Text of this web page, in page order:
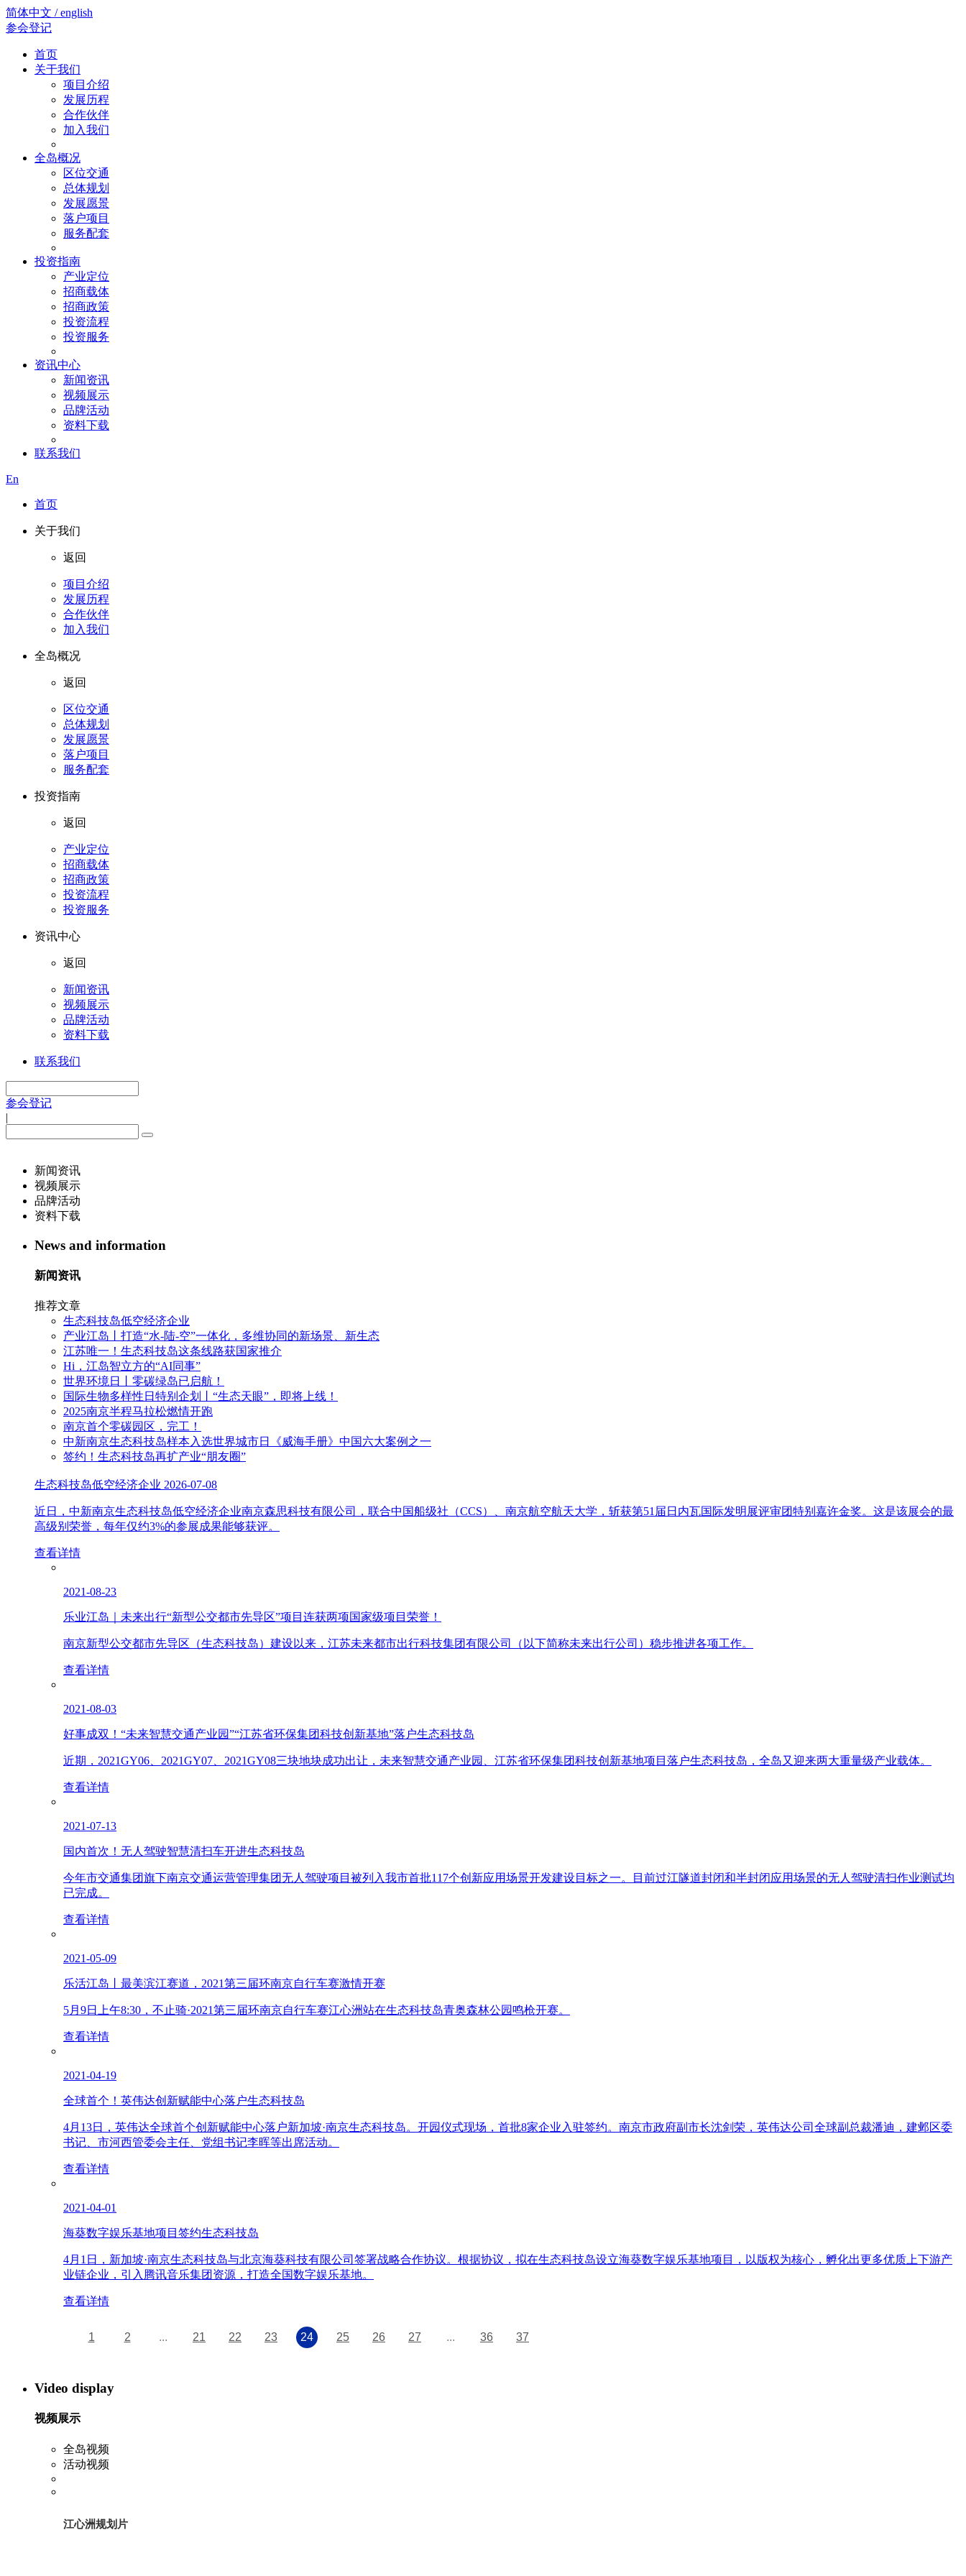
简体中文 / english
参会登记
首页
关于我们
项目介绍
发展历程
合作伙伴
加入我们
全岛概况
区位交通
总体规划
发展愿景
落户项目
服务配套
投资指南
产业定位
招商载体
招商政策
投资流程
投资服务
资讯中心
新闻资讯
视频展示
品牌活动
资料下载
联系我们
En
首页
关于我们
返回
项目介绍
发展历程
合作伙伴
加入我们
全岛概况
返回
区位交通
总体规划
发展愿景
落户项目
服务配套
投资指南
返回
产业定位
招商载体
招商政策
投资流程
投资服务
资讯中心
返回
新闻资讯
视频展示
品牌活动
资料下载
联系我们
参会登记
|
新闻资讯
视频展示
品牌活动
资料下载
News and information
新闻资讯
推荐文章
生态科技岛低空经济企业
产业江岛丨打造“水-陆-空”一体化，多维协同的新场景、新生态
江苏唯一！生态科技岛这条线路获国家推介
Hi，江岛智立方的“AI同事”
世界环境日丨零碳绿岛已启航！
国际生物多样性日特别企划丨“生态天眼”，即将上线！
2025南京半程马拉松燃情开跑
南京首个零碳园区，完工！
中新南京生态科技岛样本入选世界城市日《威海手册》中国六大案例之一
签约！生态科技岛再扩产业“朋友圈”
生态科技岛低空经济企业 2026-07-08
近日，中新南京生态科技岛低空经济企业南京森思科技有限公司，联合中国船级社（CCS）、南京航空航天大学，斩获第51届日内瓦国际发明展评审团特别嘉许金奖。这是该展会的最
高级别荣誉，每年仅约3%的参展成果能够获评。
查看详情
2021-08-23
乐业江岛｜未来出行“新型公交都市先导区”项目连获两项国家级项目荣誉！
南京新型公交都市先导区（生态科技岛）建设以来，江苏未来都市出行科技集团有限公司（以下简称未来出行公司）稳步推进各项工作。
查看详情
2021-08-03
好事成双！“未来智慧交通产业园”“江苏省环保集团科技创新基地”落户生态科技岛
近期，2021GY06、2021GY07、2021GY08三块地块成功出让，未来智慧交通产业园、江苏省环保集团科技创新基地项目落户生态科技岛，全岛又迎来两大重量级产业载体。
查看详情
2021-07-13
国内首次！无人驾驶智慧清扫车开进生态科技岛
今年市交通集团旗下南京交通运营管理集团无人驾驶项目被列入我市首批117个创新应用场景开发建设目标之一。目前过江隧道封闭和半封闭应用场景的无人驾驶清扫作业测试均
已完成。
查看详情
2021-05-09
乐活江岛丨最美滨江赛道，2021第三届环南京自行车赛激情开赛
5月9日上午8:30，不止骑·2021第三届环南京自行车赛江心洲站在生态科技岛青奥森林公园鸣枪开赛。
查看详情
2021-04-19
全球首个！英伟达创新赋能中心落户生态科技岛
4月13日，英伟达全球首个创新赋能中心落户新加坡·南京生态科技岛。开园仪式现场，首批8家企业入驻签约。南京市政府副市长沈剑荣，英伟达公司全球副总裁潘迪，建邺区委
书记、市河西管委会主任、党组书记李晖等出席活动。
查看详情
2021-04-01
海葵数字娱乐基地项目签约生态科技岛
4月1日，新加坡·南京生态科技岛与北京海葵科技有限公司签署战略合作协议。根据协议，拟在生态科技岛设立海葵数字娱乐基地项目，以版权为核心，孵化出更多优质上下游产
业链企业，引入腾讯音乐集团资源，打造全国数字娱乐基地。
查看详情
1 2 ... 21 22 23 24 25 26 27 ... 36 37
Video display
视频展示
全岛视频
活动视频
江心洲规划片